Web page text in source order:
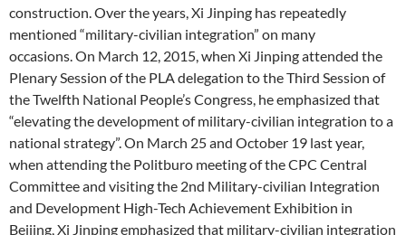
construction. Over the years, Xi Jinping has repeatedly
mentioned “military-civilian integration” on many
occasions. On March 12, 2015, when Xi Jinping attended the
Plenary Session of the PLA delegation to the Third Session of
the Twelfth National People’s Congress, he emphasized that
“elevating the development of military-civilian integration to a
national strategy”. On March 25 and October 19 last year,
when attending the Politburo meeting of the CPC Central
Committee and visiting the 2nd Military-civilian Integration
and Development High-Tech Achievement Exhibition in
Beijing, Xi Jinping emphasized that military-civilian integration